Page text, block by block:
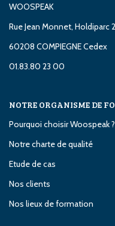
WOOSPEAK
Rue Jean Monnet, Holdiparc 2
60208 COMPIEGNE Cedex
01.83.80 23 00
NOTRE ORGANISME DE
Pourquoi choisir Woospeak ?
Notre charte de qualité
Etude de cas
Nos clients
Nos lieux de formation